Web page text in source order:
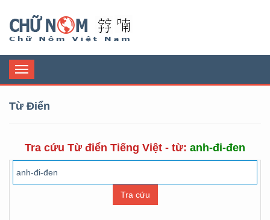
Toggle
navigation
Từ Điển
Tra cứu Từ điển Tiếng Việt - từ: anh-đi-đen